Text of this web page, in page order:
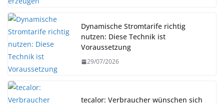
Dynamische Stromtarife richtig
nutzen: Diese Technik ist
Voraussetzung
29/07/2026
tecalor: Verbraucher wünschen sich